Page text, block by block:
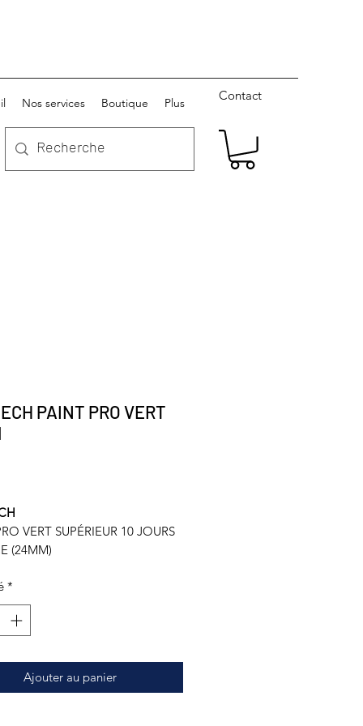
Nos services Boutique Plus Contact
PAINT PRO VERT
VERT SUPÉRIEUR 10 JOURS
(24MM)
*
Ajouter au panier